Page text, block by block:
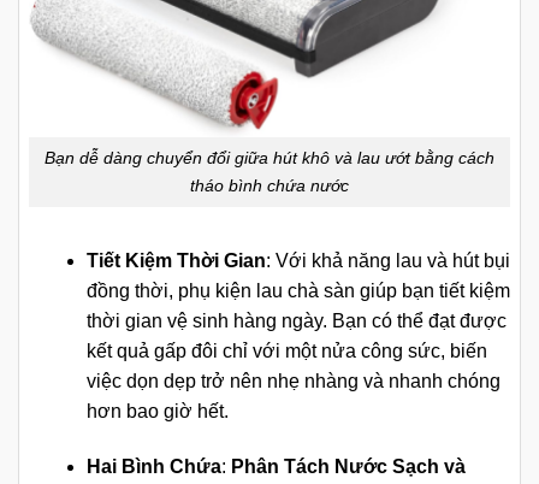
Bạn dễ dàng chuyển đổi giữa hút khô và lau ướt bằng cách
tháo bình chứa nước
Tiết Kiệm Thời Gian: Với khả năng lau và hút bụi
đồng thời, phụ kiện lau chà sàn giúp bạn tiết kiệm
thời gian vệ sinh hàng ngày. Bạn có thể đạt được
kết quả gấp đôi chỉ với một nửa công sức, biến
việc dọn dẹp trở nên nhẹ nhàng và nhanh chóng
hơn bao giờ hết.
Hai Bình Chứa: Phân Tách Nước Sạch và